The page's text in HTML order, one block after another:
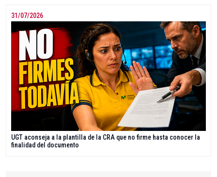
31/07/2026
UGT aconseja a la plantilla de la CRA que no firme hasta conocer la
finalidad del documento